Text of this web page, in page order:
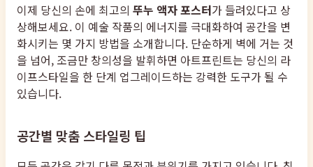
이제 당신의 손에 최고의 뚜누 액자 포스터가 들려있다고 상
상해보세요. 이 예술 작품의 에너지를 극대화하여 공간을 변
화시키는 몇 가지 방법을 소개합니다. 단순하게 벽에 거는 것
을 넘어, 조금만 창의성을 발휘하면 아트프린트는 당신의 라
이프스타일을 한 단계 업그레이드하는 강력한 도구가 될 수
있습니다.
공간별 맞춤 스타일링 팁